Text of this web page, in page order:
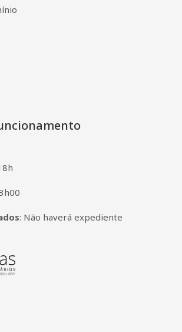
: Não haverá expediente